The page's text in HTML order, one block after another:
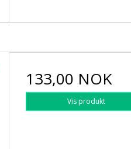
133,00 NOK
Vis produkt